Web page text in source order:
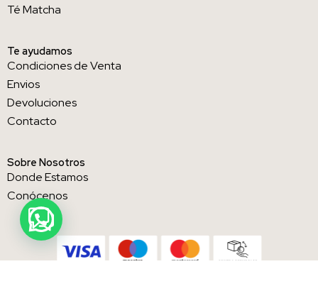
Té Matcha
Te ayudamos
Condiciones de Venta
Envios
Devoluciones
Contacto
Sobre Nosotros
Donde Estamos
Conócenos